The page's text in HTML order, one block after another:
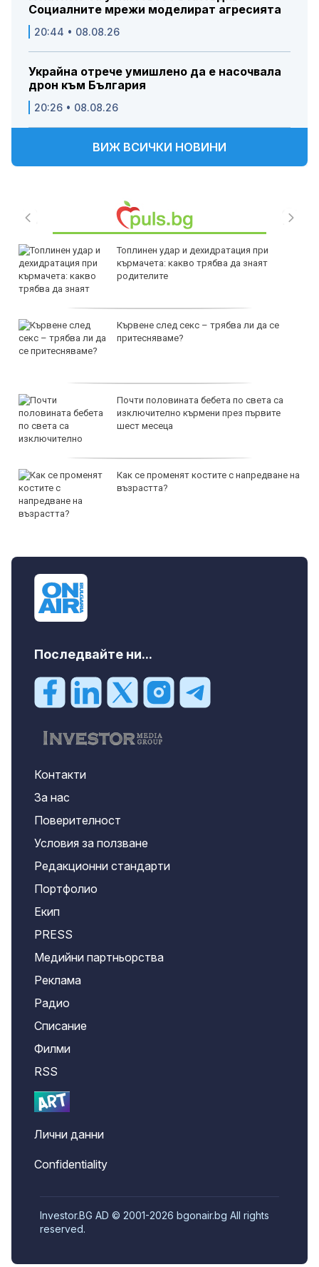
Социалните мрежи моделират агресията
20:44 • 08.08.26
Украйна отрече умишлено да е насочвала
дрон към България
20:26 • 08.08.26
ВИЖ ВСИЧКИ НОВИНИ
Топлинен удар и дехидратация при
кърмачета: какво трябва да знаят
родителите
Кървене след секс – трябва ли да се
притесняваме?
Почти половината бебета по света са
изключително кърмени през първите
шест месеца
Как се променят костите с напредване на
възрастта?
Последвайте ни...
Контакти
За нас
Поверителност
Условия за ползване
Редакционни стандарти
Портфолио
Екип
PRESS
Медийни партньорства
Реклама
Радио
Списание
Филми
RSS
Лични данни
Confidentiality
Investor.BG AD © 2001-2026 bgonair.bg All rights
reserved.